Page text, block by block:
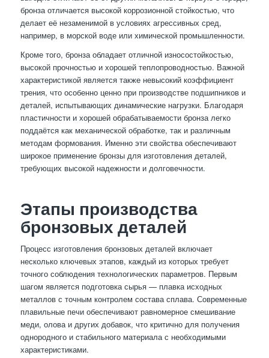
бронза отличается высокой коррозионной стойкостью, что
делает её незаменимой в условиях агрессивных сред,
например, в морской воде или химической промышленности.
Кроме того, бронза обладает отличной износостойкостью,
высокой прочностью и хорошей теплопроводностью. Важной
характеристикой является также невысокий коэффициент
трения, что особенно ценно при производстве подшипников и
деталей, испытывающих динамические нагрузки. Благодаря
пластичности и хорошей обрабатываемости бронза легко
поддаётся как механической обработке, так и различным
методам формования. Именно эти свойства обеспечивают
широкое применение бронзы для изготовления деталей,
требующих высокой надежности и долговечности.
Этапы производства
бронзовых деталей
Процесс изготовления бронзовых деталей включает
несколько ключевых этапов, каждый из которых требует
точного соблюдения технологических параметров. Первым
шагом является подготовка сырья — плавка исходных
металлов с точным контролем состава сплава. Современные
плавильные печи обеспечивают равномерное смешивание
меди, олова и других добавок, что критично для получения
однородного и стабильного материала с необходимыми
характеристиками.